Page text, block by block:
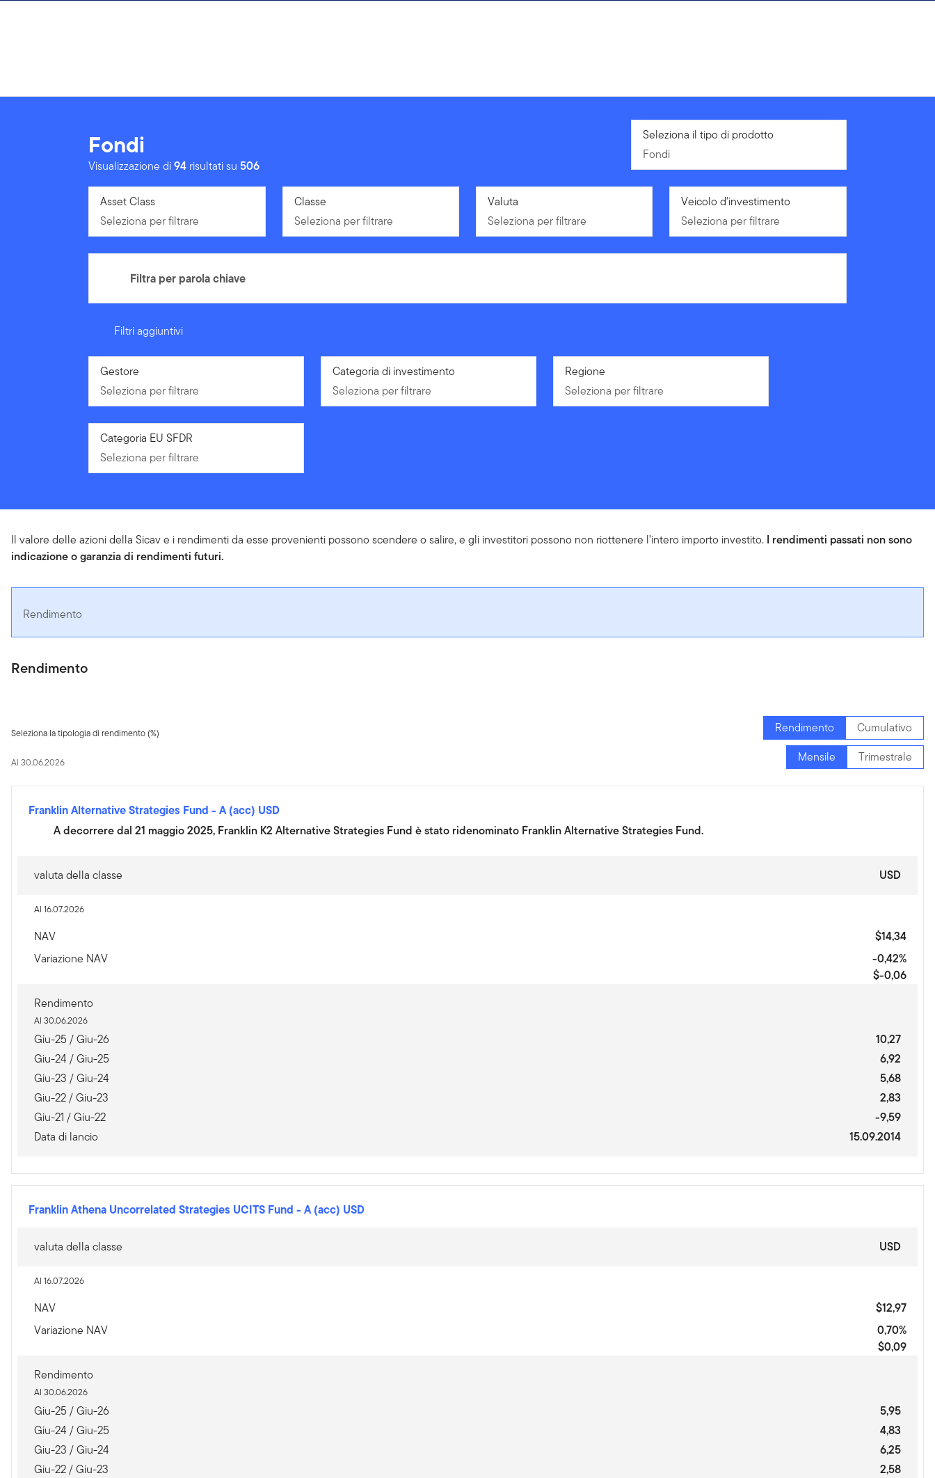
Fondi
Visualizzazione di94 risultati su 506
Fondi
Seleziona il tipo di prodotto
Fondi
Seleziona per filtrare
Asset Class
Seleziona per filtrare
Seleziona per filtrare
Classe
Seleziona per filtrare
Seleziona per filtrare
Valuta
Seleziona per filtrare
Seleziona per filtrare
Veicolo d'investimento
Seleziona per filtrare
Filtra per parola chiave
Filtri aggiuntivi
Seleziona per filtrare
Gestore
Seleziona per filtrare
Seleziona per filtrare
Categoria di investimento
Seleziona per filtrare
Seleziona per filtrare
Regione
Seleziona per filtrare
Seleziona per filtrare
Categoria EU SFDR
Seleziona per filtrare
Il valore delle azioni della Sicav e i rendimenti da esse provenienti possono scendere o salire, e gli investitori possono non riottenere l’intero importo investito. I rendimenti passati non sono
indicazione o garanzia di rendimenti futuri.
Rendimento
Rendimento
Seleziona la tipologia di rendimento (%) Rendimento Cumulativo
Al 30.06.2026 Mensile Trimestrale
Franklin Alternative Strategies Fund - A (acc) USD
A decorrere dal 21 maggio 2025, Franklin K2 Alternative Strategies Fund è stato ridenominato Franklin Alternative Strategies Fund.
valuta della classe USD
Al 16.07.2026
NAV
$14,34
Variazione NAV
-0,42%
$-0,06
Rendimento
Al 30.06.2026
Giu-25 / Giu-26
10,27
Giu-24 / Giu-25
6,92
Giu-23 / Giu-24
5,68
Giu-22 / Giu-23
2,83
Giu-21 / Giu-22
-9,59
Data di lancio
15.09.2014
Franklin Athena Uncorrelated Strategies UCITS Fund - A (acc) USD
valuta della classe USD
Al 16.07.2026
NAV
$12,97
Variazione NAV
0,70%
$0,09
Rendimento
Al 30.06.2026
Giu-25 / Giu-26
5,95
Giu-24 / Giu-25
4,83
Giu-23 / Giu-24
6,25
Giu-22 / Giu-23
2,58